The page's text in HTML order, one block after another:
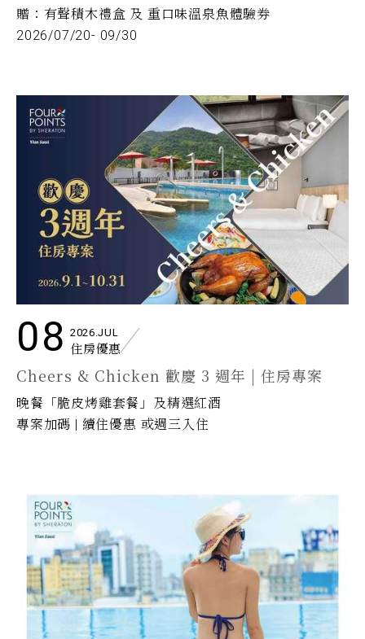
贈：有聲積木禮盒 及 重口味溫泉魚體驗券
2026/07/20- 09/30
08 2026.JUL
住房優惠
Cheers & Chicken 歡慶 3 週年 | 住房專案
晚餐「脆皮烤雞套餐」及精選紅酒
專案加碼 | 續住優惠 或週三入住